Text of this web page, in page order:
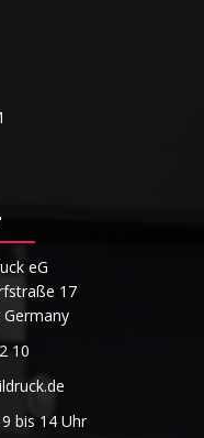
eG
17
10
bis 14 Uhr